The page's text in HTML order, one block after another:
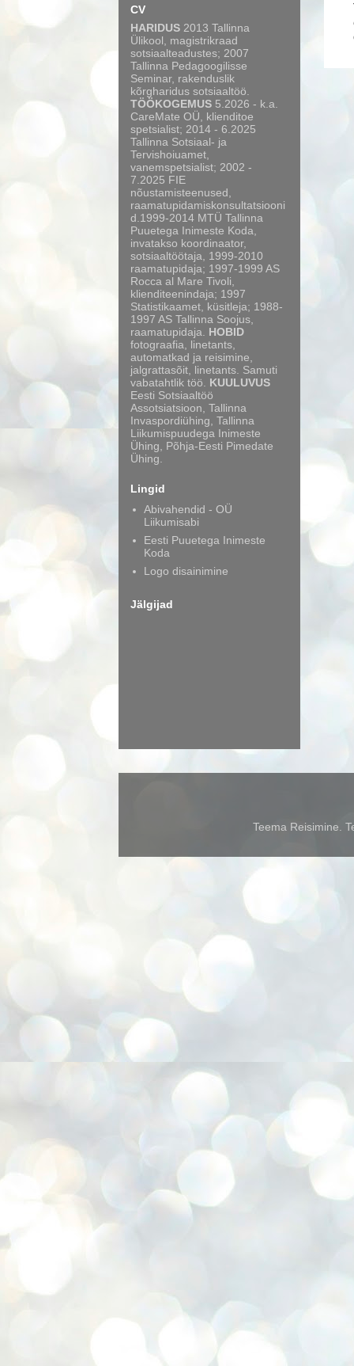
CV
HARIDUS 2013 Tallinna
Ülikool, magistrikraad
sotsiaalteadustes; 2007
Tallinna Pedagoogilisse
Seminar, rakenduslik
kõrgharidus sotsiaaltöö.
TÖÖKOGEMUS 5.2026 - k.a.
CareMate OÜ, klienditoe
spetsialist; 2014 - 6.2025
Tallinna Sotsiaal- ja
Tervishoiuamet,
vanemspetsialist; 2002 -
7.2025 FIE
nõustamisteenused,
raamatupidamiskonsultatsiooni
d.1999-2014 MTÜ Tallinna
Puuetega Inimeste Koda,
invatakso koordinaator,
sotsiaaltöötaja, 1999-2010
raamatupidaja; 1997-1999 AS
Rocca al Mare Tivoli,
klienditeenindaja; 1997
Statistikaamet, küsitleja; 1988-
1997 AS Tallinna Soojus,
raamatupidaja. HOBID
fotograafia, linetants,
automatkad ja reisimine,
jalgrattasõit, linetants. Samuti
vabatahtlik töö. KUULUVUS
Eesti Sotsiaaltöö
Assotsiatsioon, Tallinna
Invaspordiühing, Tallinna
Liikumispuudega Inimeste
Ühing, Põhja-Eesti Pimedate
Ühing.
Lingid
Abivahendid - OÜ
Liikumisabi
Eesti Puuetega Inimeste
Koda
Logo disainimine
Jälgijad
Teema Reisimine.